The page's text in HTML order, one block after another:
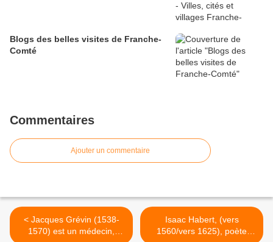
Blogs des belles visites de Franche-
Comté
Commentaires
Ajouter un commentaire
< Jacques Grévin (1538-
1570) est un médecin,
Isaac Habert, (vers
1560/vers 1625), poète